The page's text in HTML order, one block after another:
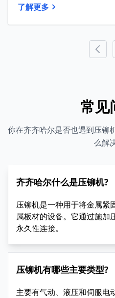
了解更多
常见
你在齐齐哈尔是否也遇到压铆
么解
齐齐哈尔什么是压铆机?
压铆机是一种用于将金属紧
属板材的设备。它通过施加
永久性连接。
压铆机有哪些主要类型?
主要有气动、液压和伺服电